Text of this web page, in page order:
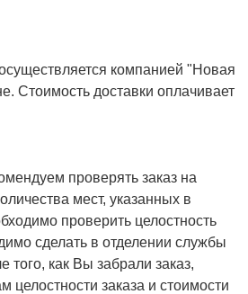
компанией "Новая
Стоимость доставки оплачивает
проверять заказ на
мест, указанных в
проверить целостность
сделать в отделении службы
того, как Вы забрали заказ,
целостности заказа и стоимости